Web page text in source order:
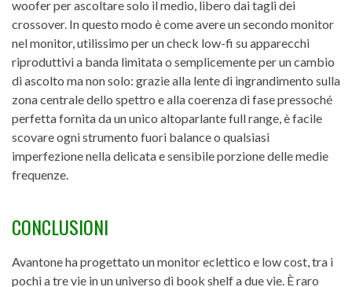
woofer per ascoltare solo il medio, libero dai tagli dei
crossover. In questo modo è come avere un secondo monitor
nel monitor, utilissimo per un check low-fi su apparecchi
riproduttivi a banda limitata o semplicemente per un cambio
di ascolto ma non solo: grazie alla lente di ingrandimento sulla
zona centrale dello spettro e alla coerenza di fase pressoché
perfetta fornita da un unico altoparlante full range, è facile
scovare ogni strumento fuori balance o qualsiasi
imperfezione nella delicata e sensibile porzione delle medie
frequenze.
CONCLUSIONI
Avantone ha progettato un monitor eclettico e low cost, tra i
pochi a tre vie in un universo di book shelf a due vie. È raro